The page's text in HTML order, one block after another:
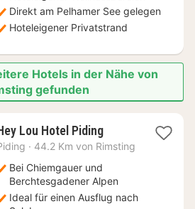
€
Direkt am Pelhamer See gelegen
Hoteleigener Privatstrand
Hotels in der Nähe von
gefunden
Lou Hotel Piding2
Nächte
€
· 44.2 Km von Rimsting
Bei Chiemgauer und
Berchtesgadener Alpen
Ideal für einen Ausflug nach